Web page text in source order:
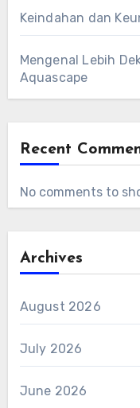
Keindahan dan
Mengenal Lebih
Aquascape
Recent
No comments to
Archives
August 2026
July 2026
June 2026